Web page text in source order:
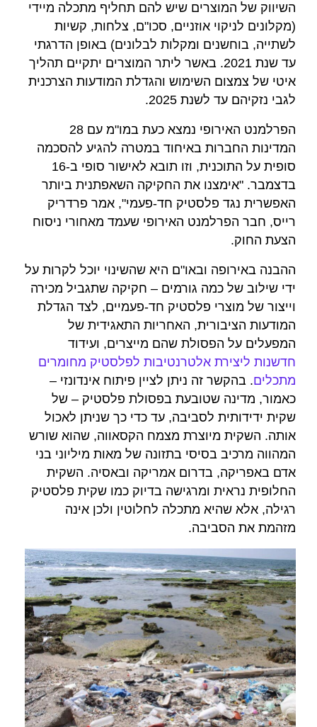
השיווק של המוצרים שיש להם תחליף מתכלה מיידי
(מקלונים לניקוי אוזניים, סכו"ם, צלחות, קשיות
לשתייה, בוחשנים ומקלות לבלונים) באופן הדרגתי
עד שנת 2021. באשר ליתר המוצרים יתקיים תהליך
איטי של צמצום השימוש והגדלת המודעות הצרכנית
לגבי נזקיהם עד לשנת 2025.
הפרלמנט האירופי נמצא כעת במו"מ עם 28
המדינות החברות באיחוד במטרה להגיע להסכמה
סופית על התוכנית, וזו תובא לאישור סופי ב-16
בדצמבר. "אימצנו את החקיקה השאפתנית ביותר
האפשרית נגד פלסטיק חד-פעמי", אמר פרדריק
רייס, חבר הפרלמנט האירופי שעמד מאחורי ניסוח
הצעת החוק.
ההבנה באירופה ובאו"ם היא שהשינוי יוכל לקרות על
ידי שילוב של כמה גורמים – חקיקה שתגביל מכירה
וייצור של מוצרי פלסטיק חד-פעמיים, לצד הגדלת
המודעות הציבורית, האחריות התאגידית של
המפעלים על הפסולת שהם מייצרים, ועידוד
חדשנות ליצירת אלטרנטיבות לפלסטיק מחומרים
מתכלים. בהקשר זה ניתן לציין פיתוח אינדונזי –
כאמור, מדינה שטובעת בפסולת פלסטיק – של
שקית ידידותית לסביבה, עד כדי כך שניתן לאכול
אותה. השקית מיוצרת מצמח הקסאווה, שהוא שורש
המהווה מרכיב בסיסי בתזונה של מאות מיליוני בני
אדם באפריקה, בדרום אמריקה ובאסיה. השקית
החלופית נראית ומרגישה בדיוק כמו שקית פלסטיק
רגילה, אלא שהיא מתכלה לחלוטין ולכן אינה
מזהמת את הסביבה.